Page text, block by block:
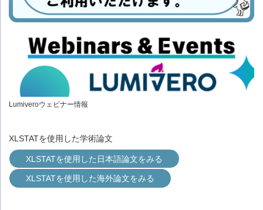
Lumiveroウェビナー情報
XLSTATを使用した学術論文
XLSTATを使用した日本語論文をみる
XLSTATを使用した海外論文をみる